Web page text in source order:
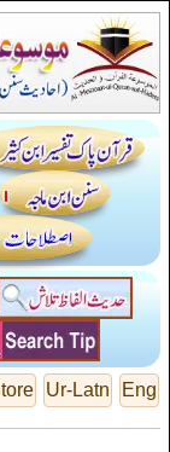
Eng
Ur-Latn